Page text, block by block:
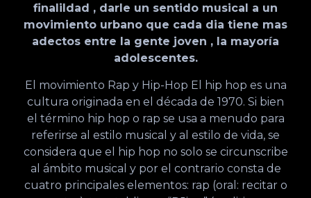
finalildad , darle un sentido musical a un
movimiento urbano que cada dia tiene mas
adectos entre la gente joven , la mayoría
adolescentes.
El movimiento Rap y Hip-Hop El hip hop es una
cultura originada en el década de 1970. Si bien
el término hip hop o rap se usa a menudo para
referirse al estilo musical y al estilo de vida, se
considera que el hip hop no solo se circunscribe
al ámbito musical y por el contrario consta de
cuatro principales elementos: rap (oral: recitar o